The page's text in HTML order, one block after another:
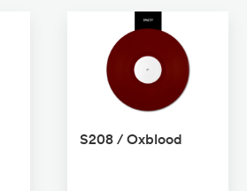
S208 / Oxblood